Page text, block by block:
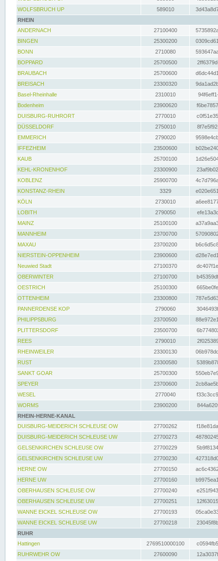
WOLFSBRUCH UP
589010
RHEIN
ANDERNACH
27100400
BINGEN
25300200
BONN
2710080
BOPPARD
25700500
BRAUBACH
25700600
BREISACH
23300320
Basel-Rheinhalle
2310010
Bodenheim
23900620
DUISBURG-RUHRORT
2770010
DÜSSELDORF
2750010
EMMERICH
2790020
IFFEZHEIM
23500600
KAUB
25700100
KEHL-KRONENHOF
23300900
KOBLENZ
25900700
KONSTANZ-RHEIN
3329
KÖLN
2730010
LOBITH
2790050
MAINZ
25100100
MANNHEIM
23700700
MAXAU
23700200
NIERSTEIN-OPPENHEIM
23900600
Neuwied Stadt
27100370
OBERWINTER
27100700
OESTRICH
25100300
OTTENHEIM
23300800
PANNERDENSE KOP
2790060
PHILIPPSBURG
23700500
PLITTERSDORF
23500700
REES
2790010
RHEINWEILER
23300130
RUST
23300580
SANKT GOAR
25700300
SPEYER
23700600
WESEL
2770040
WORMS
23900200
RHEIN-HERNE-KANAL
DUISBURG-MEIDERICH SCHLEUSE OW
27700262
DUISBURG-MEIDERICH SCHLEUSE UW
27700273
GELSENKIRCHEN SCHLEUSE OW
27700229
GELSENKIRCHEN SCHLEUSE UW
27700230
HERNE OW
27700150
HERNE UW
27700160
OBERHAUSEN SCHLEUSE OW
27700240
OBERHAUSEN SCHLEUSE UW
27700251
WANNE EICKEL SCHLEUSE OW
27700193
WANNE EICKEL SCHLEUSE UW
27700218
RUHR
Hattingen
2769510000100
RUHRWEHR OW
27600090